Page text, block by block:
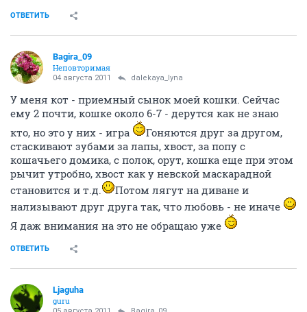
ОТВЕТИТЬ
Bagira_09
Неповторимая
04 августа 2011 dalekaya_lyna
У меня кот - приемный сынок моей кошки. Сейчас
ему 2 почти, кошке около 6-7 - дерутся как не знаю
кто, но это у них - игра
Гоняются друг за другом,
стаскивают зубами за лапы, хвост, за попу с
кошачьего домика, с полок, орут, кошка еще при этом
рычит утробно, хвост как у невской маскарадной
становится и т.д.
Потом лягут на диване и
нализывают друг друга так, что любовь - не иначе
Я даж внимания на это не обращаю уже
ОТВЕТИТЬ
Ljaguha
guru